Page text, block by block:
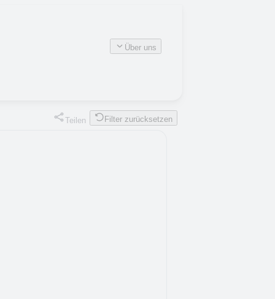
Über uns
Teilen Filter zurücksetzen